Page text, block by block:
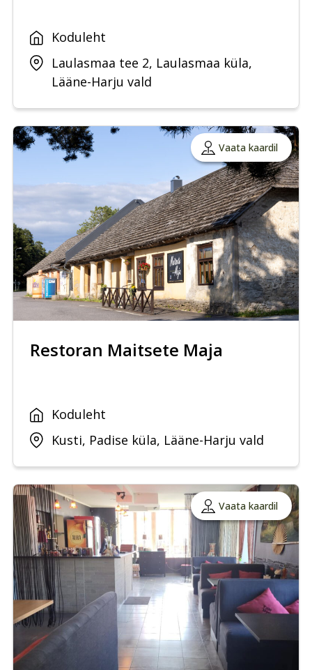
Koduleht
Laulasmaa tee 2, Laulasmaa küla,
Lääne-Harju vald
Vaata kaardil
Restoran Maitsete Maja
Koduleht
Kusti, Padise küla, Lääne-Harju vald
Vaata kaardil